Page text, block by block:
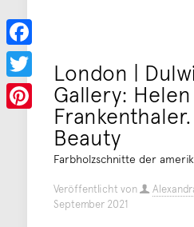
London |
Gallery: Helen
Beauty
Farbholzschnitte der
Veröffentlicht von
September 2021
Facebook
Twitter